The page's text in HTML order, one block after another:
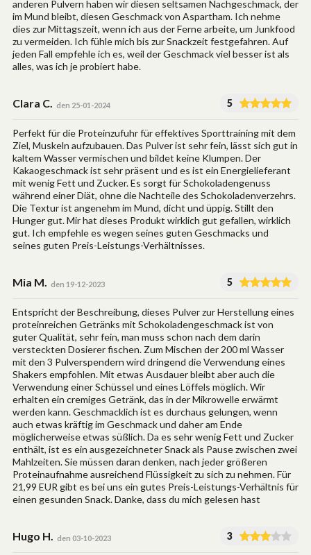
anderen Pulvern haben wir diesen seltsamen Nachgeschmack, der
im Mund bleibt, diesen Geschmack von Aspartham. Ich nehme
dies zur Mittagszeit, wenn ich aus der Ferne arbeite, um Junkfood
zu vermeiden. Ich fühle mich bis zur Snackzeit festgefahren. Auf
jeden Fall empfehle ich es, weil der Geschmack viel besser ist als
alles, was ich je probiert habe.
Clara C. den 25-01-2024 5
Perfekt für die Proteinzufuhr für effektives Sporttraining mit dem
Ziel, Muskeln aufzubauen. Das Pulver ist sehr fein, lässt sich gut in
kaltem Wasser vermischen und bildet keine Klumpen. Der
Kakaogeschmack ist sehr präsent und es ist ein Energielieferant
mit wenig Fett und Zucker. Es sorgt für Schokoladengenuss
während einer Diät, ohne die Nachteile des Schokoladenverzehrs.
Die Textur ist angenehm im Mund, dicht und üppig. Stillt den
Hunger gut. Mir hat dieses Produkt wirklich gut gefallen, wirklich
gut. Ich empfehle es wegen seines guten Geschmacks und
seines guten Preis-Leistungs-Verhältnisses.
Mia M. den 19-12-2023 5
Entspricht der Beschreibung, dieses Pulver zur Herstellung eines
proteinreichen Getränks mit Schokoladengeschmack ist von
guter Qualität, sehr fein, man muss schon nach dem darin
versteckten Dosierer fischen. Zum Mischen der 200 ml Wasser
mit den 3 Pulverspendern wird dringend die Verwendung eines
Shakers empfohlen. Mit etwas Ausdauer bleibt aber auch die
Verwendung einer Schüssel und eines Löffels möglich. Wir
erhalten ein cremiges Getränk, das in der Mikrowelle erwärmt
werden kann. Geschmacklich ist es durchaus gelungen, wenn
auch etwas kräftig im Geschmack und daher am Ende
möglicherweise etwas süßlich. Da es sehr wenig Fett und Zucker
enthält, ist es ein ausgezeichneter Snack als Pause zwischen zwei
Mahlzeiten. Sie müssen daran denken, nach jeder größeren
Proteinaufnahme ausreichend Flüssigkeit zu sich zu nehmen. Für
21,99 EUR gibt es bei uns ein gutes Preis-Leistungs-Verhältnis für
einen gesunden Snack. Danke, dass du mich gelesen hast
Hugo H. den 03-10-2023 3